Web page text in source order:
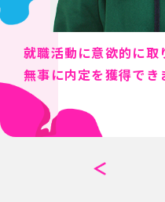
就職活動に意欲的に取
無事に内定を獲得でき